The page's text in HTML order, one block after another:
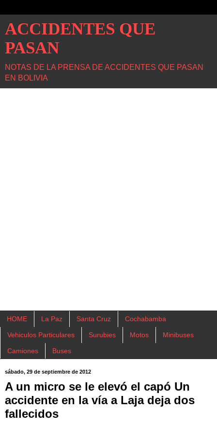
ACCIDENTES QUE
PASAN
NOTAS DE LA PRENSA DE ACCIDENTES QUE PASAN
EN BOLIVIA
HOME La Paz Santa Cruz Cochabamba
Vehiculos Particulares Surubies Motos Minibuses
Camiones Buses
sábado, 29 de septiembre de 2012
A un micro se le elevó el capó Un
accidente en la vía a Laja deja dos
fallecidos